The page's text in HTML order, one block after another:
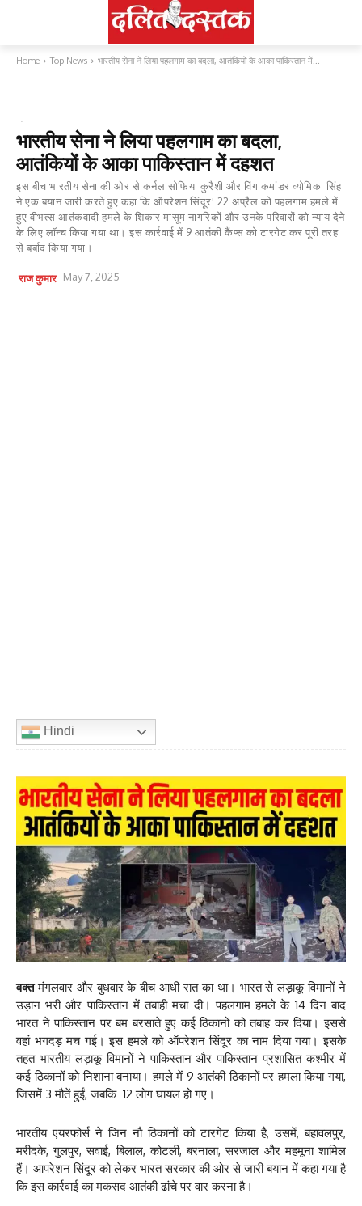
Home Top News भारतीय सेना ने लिया पहलगाम का बदला, आतंकियों के आका पाकिस्तान में...
भारतीय सेना ने लिया पहलगाम का बदला,
आतंकियों के आका पाकिस्तान में दहशत
इस बीच भारतीय सेना की ओर से कर्नल सोफिया कुरैशी और विंग कमांडर व्योमिका सिंह
ने एक बयान जारी करते हुए कहा कि ऑपरेशन सिंदूर' 22 अप्रैल को पहलगाम हमले में
हुए वीभत्स आतंकवादी हमले के शिकार मासूम नागरिकों और उनके परिवारों को न्याय देने
के लिए लॉन्च किया गया था। इस कार्रवाई में 9 आतंकी कैंप्स को टारगेट कर पूरी तरह
से बर्बाद किया गया।
राज कुमार May 7, 2025
Hindi
वक्तमंगलवार और बुधवार के बीच आधी रात का था। भारत से लड़ाकू विमानों ने
उड़ान भरी और पाकिस्तान में तबाही मचा दी। पहलगाम हमले के 14 दिन बाद
भारत ने पाकिस्तान पर बम बरसाते हुए कई ठिकानों को तबाह कर दिया। इससे
वहां भगदड़ मच गई। इस हमले को ऑपरेशन सिंदूर का नाम दिया गया। इसके
तहत भारतीय लड़ाकू विमानों ने पाकिस्तान और पाकिस्तान प्रशासित कश्मीर में
कई ठिकानों को निशाना बनाया। हमले में 9 आतंकी ठिकानों पर हमला किया गया,
जिसमें 3 मौतें हुईं, जबकि 12 लोग घायल हो गए।
भारतीय एयरफोर्स ने जिन नौ ठिकानों को टारगेट किया है, उसमें, बहावलपुर,
मरीदके, गुलपुर, सवाई, बिलाल, कोटली, बरनाला, सरजाल और महमूना शामिल
हैं। आपरेशन सिंदूर को लेकर भारत सरकार की ओर से जारी बयान में कहा गया है
कि इस कार्रवाई का मकसद आतंकी ढांचे पर वार करना है।